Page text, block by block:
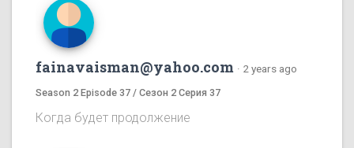
fainavaisman@yahoo.com · 2 years ago
Season 2 Episode 37 / Сезон 2 Серия 37
Когда будет продолжение